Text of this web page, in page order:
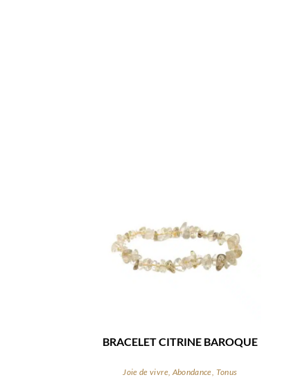
BRACELET CITRINE BAROQUE
Joie de vivre, Abondance, Tonus